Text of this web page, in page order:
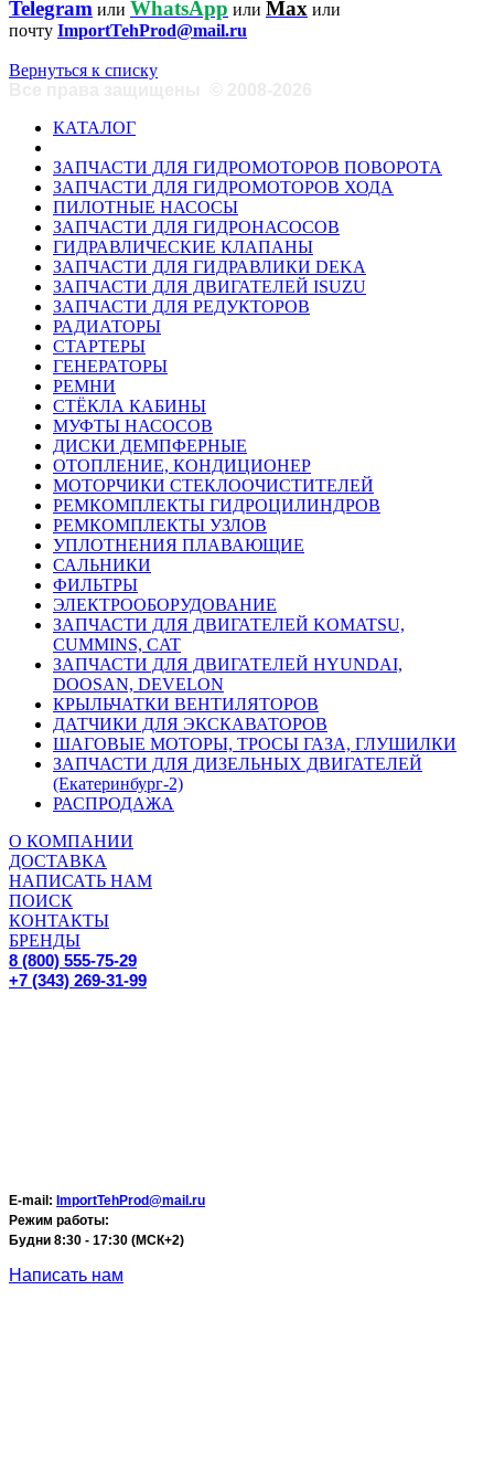
Telegram или WhatsApp или Max или
почту ImportTehProd@mail.ru
Вернуться к списку
КАТАЛОГ
ЗАПЧАСТИ ДЛЯ ГИДРОМОТОРОВ ПОВОРОТА
ЗАПЧАСТИ ДЛЯ ГИДРОМОТОРОВ ХОДА
ПИЛОТНЫЕ НАСОСЫ
ЗАПЧАСТИ ДЛЯ ГИДРОНАСОСОВ
ГИДРАВЛИЧЕСКИЕ КЛАПАНЫ
ЗАПЧАСТИ ДЛЯ ГИДРАВЛИКИ DEKA
ЗАПЧАСТИ ДЛЯ ДВИГАТЕЛЕЙ ISUZU
ЗАПЧАСТИ ДЛЯ РЕДУКТОРОВ
РАДИАТОРЫ
СТАРТЕРЫ
ГЕНЕРАТОРЫ
РЕМНИ
СТЁКЛА КАБИНЫ
МУФТЫ НАСОСОВ
ДИСКИ ДЕМПФЕРНЫЕ
ОТОПЛЕНИЕ, КОНДИЦИОНЕР
МОТОРЧИКИ СТЕКЛООЧИСТИТЕЛЕЙ
РЕМКОМПЛЕКТЫ ГИДРОЦИЛИНДРОВ
РЕМКОМПЛЕКТЫ УЗЛОВ
УПЛОТНЕНИЯ ПЛАВАЮЩИЕ
САЛЬНИКИ
ФИЛЬТРЫ
ЭЛЕКТРООБОРУДОВАНИЕ
ЗАПЧАСТИ ДЛЯ ДВИГАТЕЛЕЙ KOMATSU,
CUMMINS, CAT
ЗАПЧАСТИ ДЛЯ ДВИГАТЕЛЕЙ HYUNDAI,
DOOSAN, DEVELON
КРЫЛЬЧАТКИ ВЕНТИЛЯТОРОВ
ДАТЧИКИ ДЛЯ ЭКСКАВАТОРОВ
ШАГОВЫЕ МОТОРЫ, ТРОСЫ ГАЗА, ГЛУШИЛКИ
ЗАПЧАСТИ ДЛЯ ДИЗЕЛЬНЫХ ДВИГАТЕЛЕЙ
(Екатеринбург-2)
РАСПРОДАЖА
О КОМПАНИИ
ДОСТАВКА
НАПИСАТЬ НАМ
ПОИСК
КОНТАКТЫ
БРЕНДЫ
8 (800) 555-75-29
+7 (343) 269-31-99
E-mail: ImportTehProd@mail.ru
Режим работы:
Будни 8:30 - 17:30 (МСК+2)
Написать нам